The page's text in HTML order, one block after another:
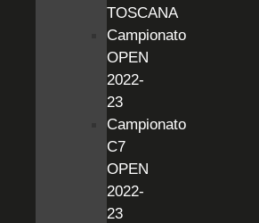
TOSCANA
Campionato
OPEN
2022-
23
Campionato
C7
OPEN
2022-
23